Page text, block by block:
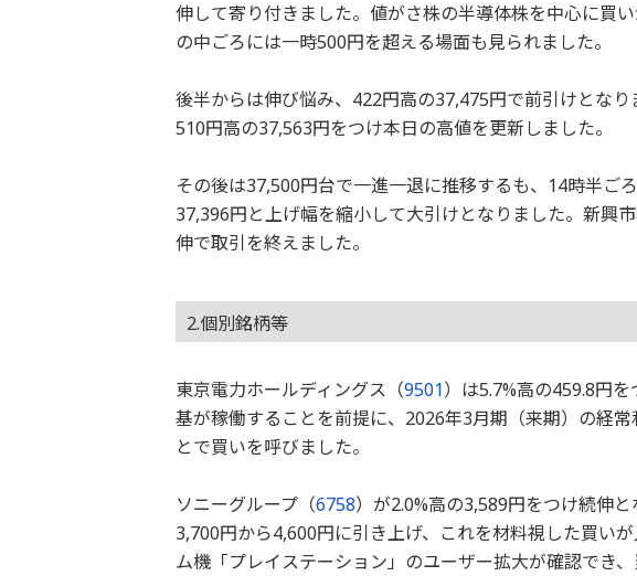
伸して寄り付きました。値がさ株の半導体株を中心に買
の中ごろには一時500円を超える場面も見られました。
後半からは伸び悩み、422円高の37,475円で前引けとな
510円高の37,563円をつけ本日の高値を更新しました。
その後は37,500円台で一進一退に推移するも、14時半ご
37,396円と上げ幅を縮小して大引けとなりました。新興
伸で取引を終えました。
2.個別銘柄等
東京電力ホールディングス（9501）は5.7%高の459.8円
基が稼働することを前提に、2026年3月期（来期）の経
とで買いを呼びました。
ソニーグループ（6758）が2.0%高の3,589円をつけ続伸
3,700円から4,600円に引き上げ、これを材料視した買い
ム機「プレイステーション」のユーザー拡大が確認でき